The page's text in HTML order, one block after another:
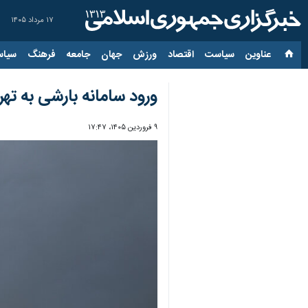
۱۷ مرداد ۱۴۰۵
عناوین‌ سیاست اقتصاد ورزش جهان جامعه فرهنگ
ورود سامانه بارشی به
۹ فروردین ۱۴۰۵، ۱۷:۴۷